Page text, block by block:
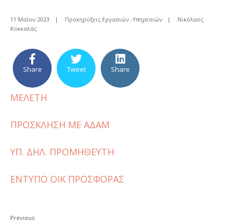
11 Μαΐου 2023 | Προκηρύξεις Εργασιών -Υπηρεσιών |
Νικόλαος
Κοκκαλάς
Share Tweet Share
ΜΕΛΕΤΗ
ΠΡΟΣΚΛΗΣΗ ΜΕ ΑΔΑΜ
ΥΠ. ΔΗΛ. ΠΡΟΜΗΘΕΥΤΗ
ΕΝΤΥΠΟ ΟΙΚ ΠΡΟΣΦΟΡΑΣ
Previous: